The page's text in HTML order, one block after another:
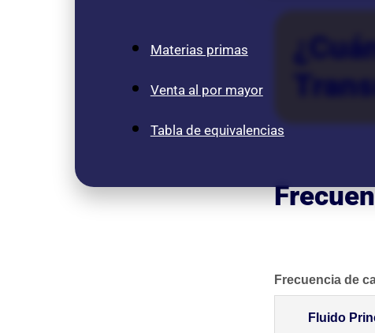
Materias primas
Venta al por mayor
Tabla de equivalencias
Frecuencia de
Fluido